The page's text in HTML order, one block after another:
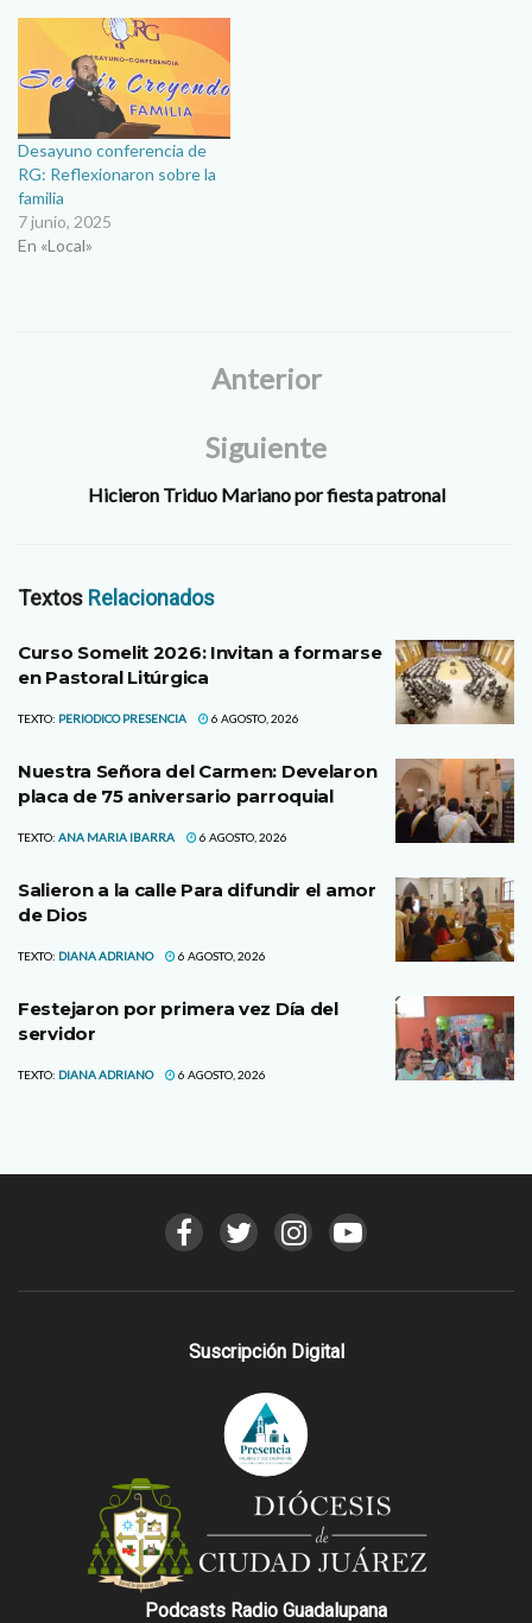
Desayuno conferencia de
RG: Reflexionaron sobre la
familia
7 junio, 2025
En «Local»
Anterior
Siguiente
Hicieron Triduo Mariano por fiesta patronal
Textos Relacionados
Curso Somelit 2026: Invitan a formarse
en Pastoral Litúrgica
TEXTO: PERIODICO PRESENCIA 6 AGOSTO, 2026
Nuestra Señora del Carmen: Develaron
placa de 75 aniversario parroquial
TEXTO: ANA MARIA IBARRA 6 AGOSTO, 2026
Salieron a la calle Para difundir el amor
de Dios
TEXTO: DIANA ADRIANO 6 AGOSTO, 2026
Festejaron por primera vez Día del
servidor
TEXTO: DIANA ADRIANO 6 AGOSTO, 2026
Suscripción Digital
Podcasts Radio Guadalupana